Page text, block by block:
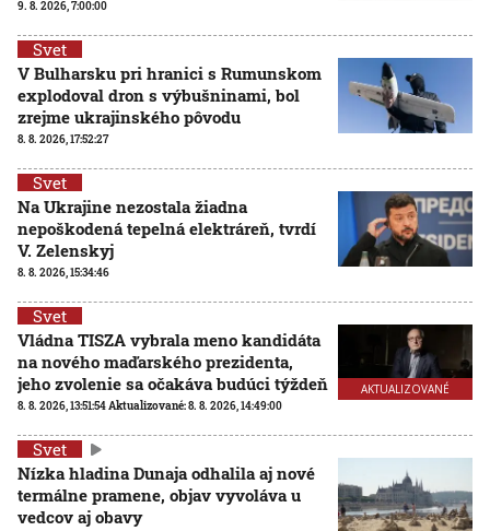
9. 8. 2026, 7:00:00
Svet
V Bulharsku pri hranici s Rumunskom
explodoval dron s výbušninami, bol
zrejme ukrajinského pôvodu
8. 8. 2026, 17:52:27
Svet
Na Ukrajine nezostala žiadna
nepoškodená tepelná elektráreň, tvrdí
V. Zelenskyj
8. 8. 2026, 15:34:46
AKTUALIZOVANÉ
Svet
Vládna TISZA vybrala meno kandidáta
na nového maďarského prezidenta,
jeho zvolenie sa očakáva budúci týždeň
8. 8. 2026, 13:51:54Aktualizované:8. 8. 2026, 14:49:00
Svet
Nízka hladina Dunaja odhalila aj nové
termálne pramene, objav vyvoláva u
vedcov aj obavy